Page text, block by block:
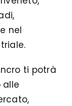
nel
ti potrà
alle